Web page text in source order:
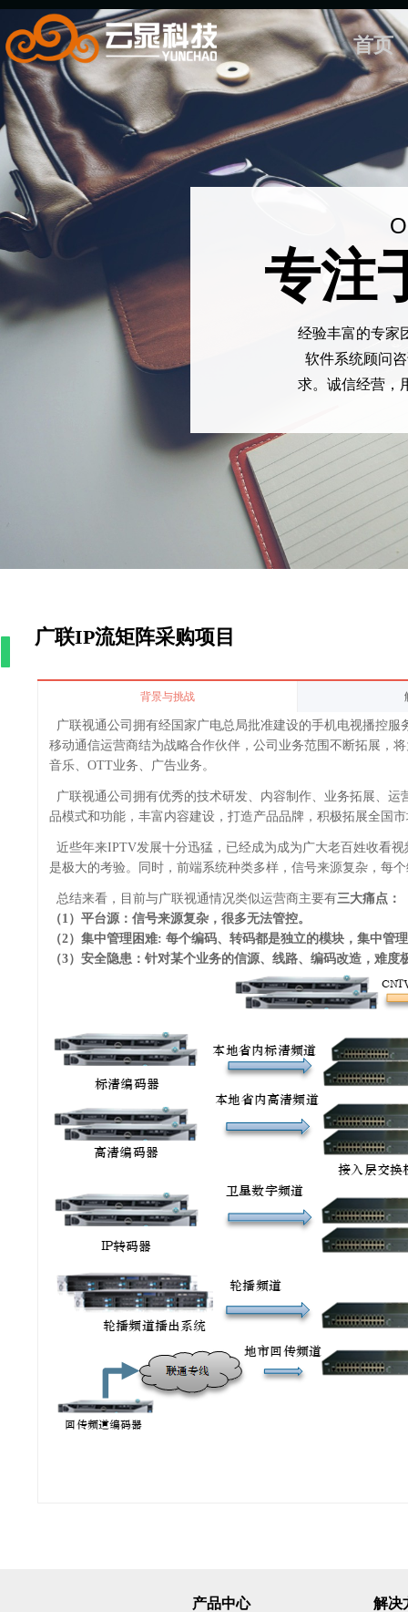
首页
经验丰富的专家
软件系统顾问
求。诚信经营，
专注
广联IP流矩阵采购项目
背景与挑战
广联视通公司拥有经国家广电总局批准建设的手机电视播控
移动通信运营商结为战略合作伙伴，公司业务范围不断拓展，
音乐、OTT业务、广告业务。
广联视通公司拥有优秀的技术研发、内容制作、业务拓展、
品模式和功能，丰富内容建设，打造产品品牌，积极拓展全国
近些年来IPTV发展十分迅猛，已经成为成为广大老百姓收看
是极大的考验。同时，前端系统种类多样，信号来源复杂，每
总结来看，目前与广联视通情况类似运营商主要有三大痛点：
（1）平台源： 信号来源复杂，很多无法管控。
（2）集中管理困难: 每个编码、转码都是独立的模块，集中管
（3）安全隐患： 针对某个业务的信源、线路、编码改造，难度
产品中心 解决